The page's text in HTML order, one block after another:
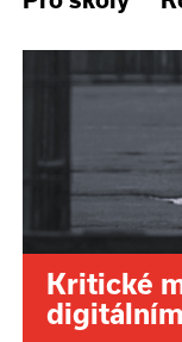
Kritické